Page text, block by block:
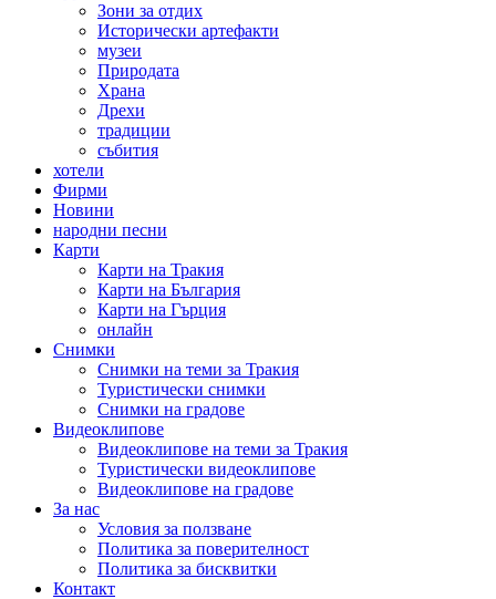
Зони за отдих
Исторически артефакти
музеи
Природата
Храна
Дрехи
традиции
събития
хотели
Фирми
Новини
народни песни
Карти
Карти на Тракия
Карти на България
Карти на Гърция
онлайн
Снимки
Снимки на теми за Тракия
Туристически снимки
Снимки на градове
Видеоклипове
Видеоклипове на теми за Тракия
Туристически видеоклипове
Видеоклипове на градове
За нас
Условия за ползване
Политика за поверителност
Политика за бисквитки
Контакт